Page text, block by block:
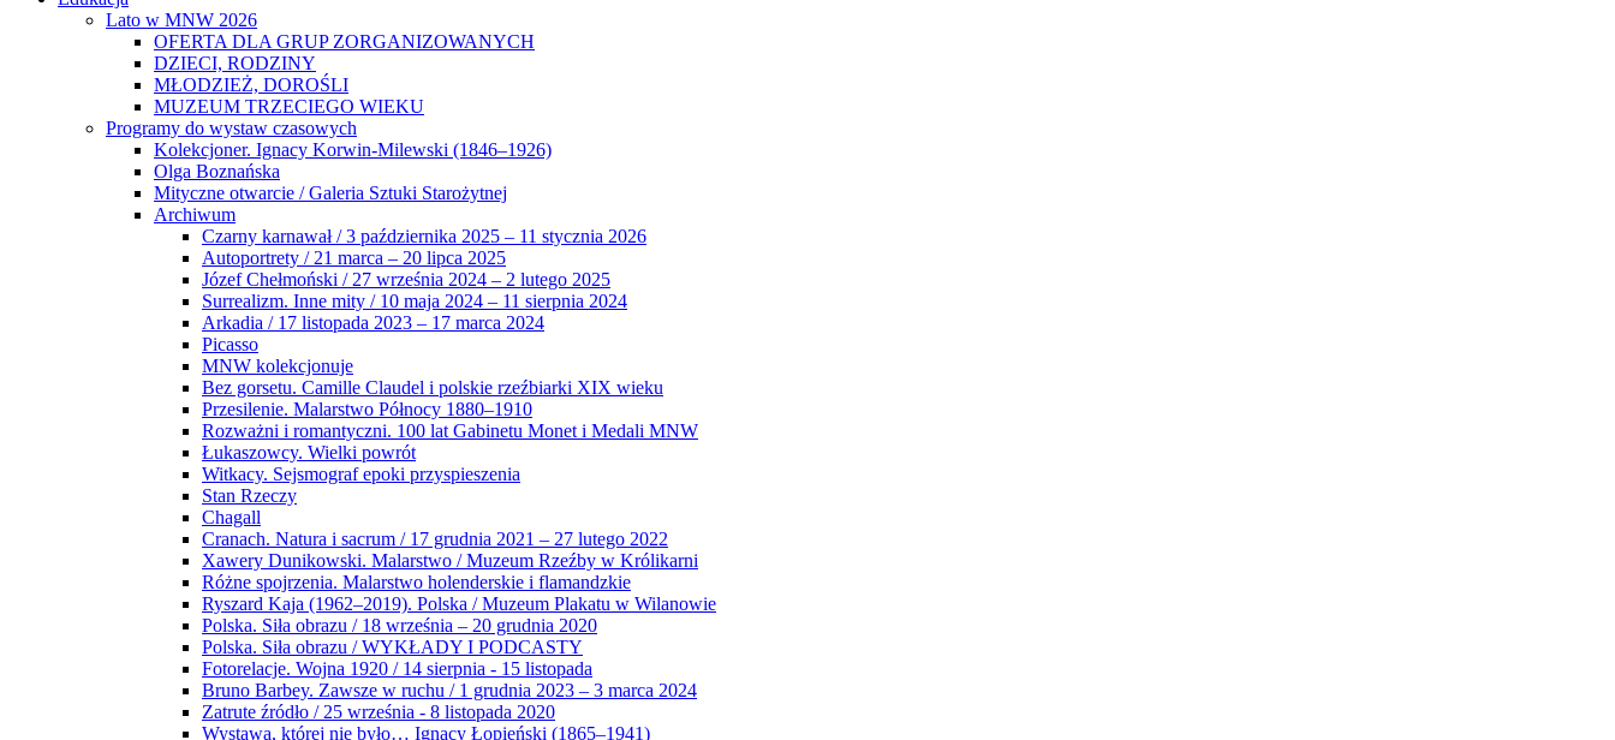
Lato w MNW 2026
OFERTA DLA GRUP ZORGANIZOWANYCH
DZIECI, RODZINY
MŁODZIEŻ, DOROŚLI
MUZEUM TRZECIEGO WIEKU
Programy do wystaw czasowych
Kolekcjoner. Ignacy Korwin-Milewski (1846–1926)
Olga Boznańska
Mityczne otwarcie / Galeria Sztuki Starożytnej
Archiwum
Czarny karnawał / 3 października 2025 – 11 stycznia 2026
Autoportrety / 21 marca – 20 lipca 2025
Józef Chełmoński / 27 września 2024 – 2 lutego 2025
Surrealizm. Inne mity / 10 maja 2024 – 11 sierpnia 2024
Arkadia / 17 listopada 2023 – 17 marca 2024
Picasso
MNW kolekcjonuje
Bez gorsetu. Camille Claudel i polskie rzeźbiarki XIX wieku
Przesilenie. Malarstwo Północy 1880–1910
Rozważni i romantyczni. 100 lat Gabinetu Monet i Medali MNW
Łukaszowcy. Wielki powrót
Witkacy. Sejsmograf epoki przyspieszenia
Stan Rzeczy
Chagall
Cranach. Natura i sacrum / 17 grudnia 2021 – 27 lutego 2022
Xawery Dunikowski. Malarstwo / Muzeum Rzeźby w Królikarni
Różne spojrzenia. Malarstwo holenderskie i flamandzkie
Ryszard Kaja (1962–2019). Polska / Muzeum Plakatu w Wilanowie
Polska. Siła obrazu / 18 września – 20 grudnia 2020
Polska. Siła obrazu / WYKŁADY I PODCASTY
Fotorelacje. Wojna 1920 / 14 sierpnia - 15 listopada
Bruno Barbey. Zawsze w ruchu / 1 grudnia 2023 – 3 marca 2024
Zatrute źródło / 25 września - 8 listopada 2020
Wystawa, której nie było… Ignacy Łopieński (1865–1941)